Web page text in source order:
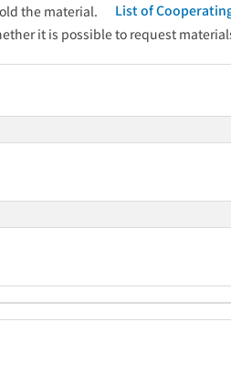
the material.
List of
it is possible to request